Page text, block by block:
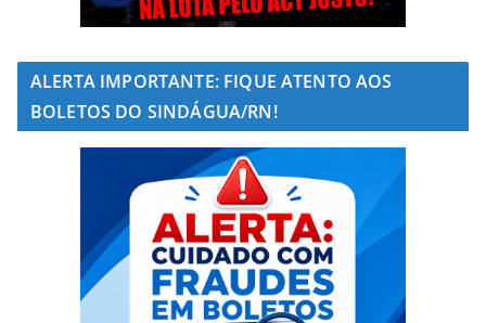
ALERTA IMPORTANTE: FIQUE ATENTO AOS
BOLETOS DO SINDÁGUA/RN!